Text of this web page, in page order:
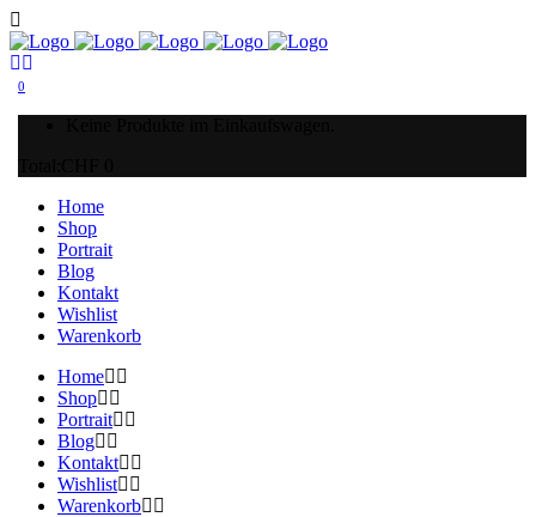
0
Home
Shop
Portrait
Blog
Kontakt
Wishlist
Warenkorb
Home
Shop
Portrait
Blog
Kontakt
Wishlist
Warenkorb